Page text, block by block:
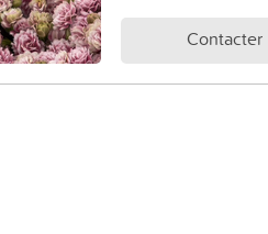
Contacter